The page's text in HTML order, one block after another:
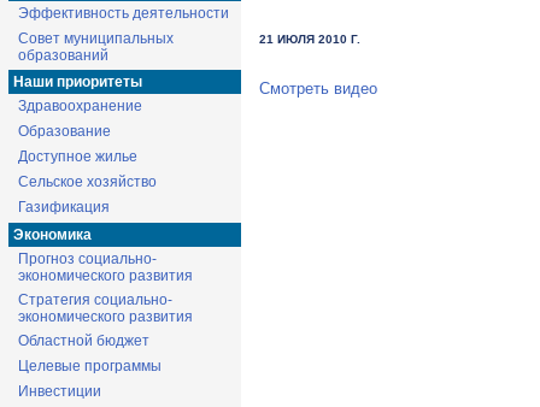
Эффективность деятельности
Совет муниципальных
образований
Наши приоритеты
Здравоохранение
Образование
Доступное жилье
Сельское хозяйство
Газификация
Экономика
Прогноз социально-
экономического развития
Стратегия социально-
экономического развития
Областной бюджет
Целевые программы
Инвестиции
21 ИЮЛЯ 2010 Г.
Смотреть видео